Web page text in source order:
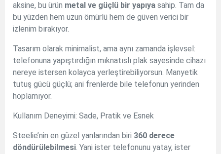
aksine, bu ürün metal ve güçlü bir yapıya sahip. Tam da
bu yüzden hem uzun ömürlü hem de güven verici bir
izlenim bırakıyor.
Tasarım olarak minimalist, ama aynı zamanda işlevsel:
telefonuna yapıştırdığın mıknatıslı plak sayesinde cihazı
nereye istersen kolayca yerleştirebiliyorsun. Manyetik
tutuş gücü güçlü; ani frenlerde bile telefonun yerinden
hoplamıyor.
Kullanım Deneyimi: Sade, Pratik ve Esnek
Steelie’nin en güzel yanlarından biri 360 derece
döndürülebilmesi. Yani ister telefonunu yatay, ister